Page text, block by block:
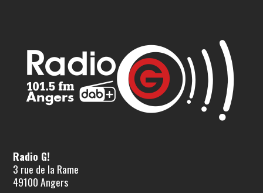
Radio G!
3 rue de la Rame
49100 Angers